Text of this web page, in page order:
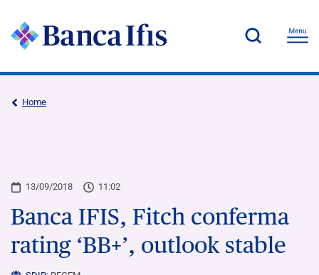
Home
13/09/2018 11:02
Banca IFIS, Fitch conferma
rating ‘BB+’, outlook stable